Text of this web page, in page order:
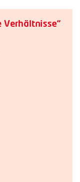
Verhältnisse“